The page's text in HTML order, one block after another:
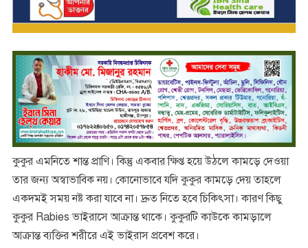
কুকুর এমনিতে শান্ত প্রাণি। কিন্তু একবার ক্ষিপ্ত হয়ে উঠলে কামড়ে দেওয়া
তার জন্য অস্বাভাবিক নয়। কোনোভাবে যদি কুকুর কামড়ে দেয় তাহলে
একদমই সময় নষ্ট করা যাবে না। দ্রুত নিতে হবে চিকিৎসা। কারণ কিছু
কুকুর Rabies ভাইরাসে আক্রান্ত থাকে। কুকুরটি কাউকে কামড়ালে
আক্রান্ত ব্যক্তির শরীরে এই ভাইরাস প্রবেশ করে।